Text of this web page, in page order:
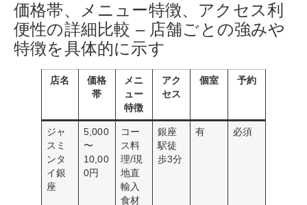
価格帯、メニュー特徴、アクセス利
便性の詳細比較 – 店舗ごとの強みや
特徴を具体的に示す
店名
価格
帯
メニ
ュー
特徴
アク
セス
個室 予約
ジャ
スミ
ンタ
イ銀
座
5,000
〜
10,00
0円
コー
ス料
理/現
地直
輸入
食材
銀座
駅徒
歩3分
有 必須